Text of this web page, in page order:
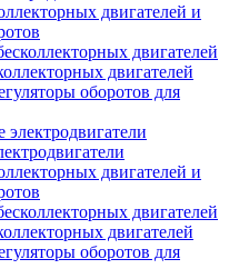
двигателей и
двигателей
двигателей
оборотов для
электродвигатели
двигателей и
двигателей
двигателей
оборотов для